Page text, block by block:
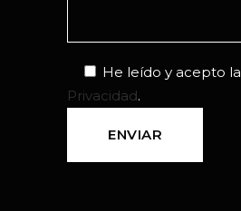
He leído y acepto la
Privacidad.